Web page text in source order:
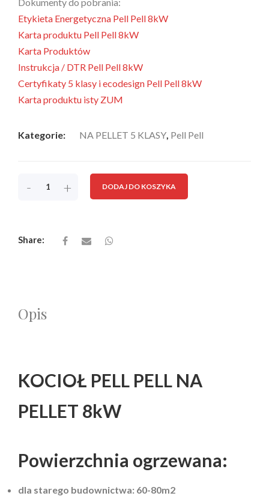
Dokumenty do pobrania:
Etykieta Energetyczna Pell Pell 8kW
Karta produktu Pell Pell 8kW
Karta Produktów
Instrukcja / DTR Pell Pell 8kW
Certyfikaty 5 klasy i ecodesign Pell Pell 8kW
Karta produktu isty ZUM
Kategorie: NA PELLET 5 KLASY, Pell Pell
- + DODAJ DO KOSZYKA
Share:
Opis
KOCIOŁ PELL PELL NA
PELLET 8kW
Powierzchnia ogrzewana:
dla starego budownictwa: 60-80m2